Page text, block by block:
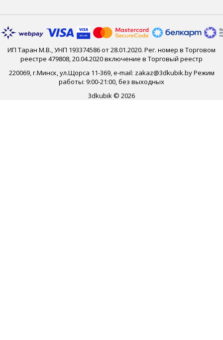
ИП Таран М.В., УНП 193374586 от 28.01.2020. Рег. номер в Торговом
реестре 479808, 20.04.2020 включение в Торговый реестр
220069, г.Минск, ул.Щорса 11-369, e-mail: zakaz@3dkubik.by Режим
работы: 9:00-21:00, без выходных
3dkubik © 2026